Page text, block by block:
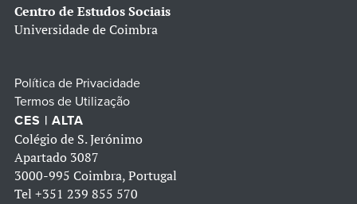
Centro de Estudos Sociais
Universidade de Coimbra
Política de Privacidade
Termos de Utilização
CES | ALTA
Colégio de S. Jerónimo
Apartado 3087
3000-995 Coimbra, Portugal
Tel +351 239 855 570